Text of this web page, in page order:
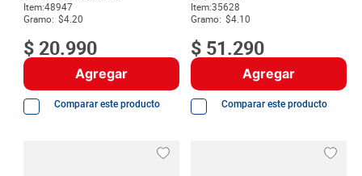
Item:48947
Gramo: $4.20
$ 20.990
Agregar
Comparar este producto
Item:35628
Gramo: $4.10
$ 51.290
Agregar
Comparar este producto